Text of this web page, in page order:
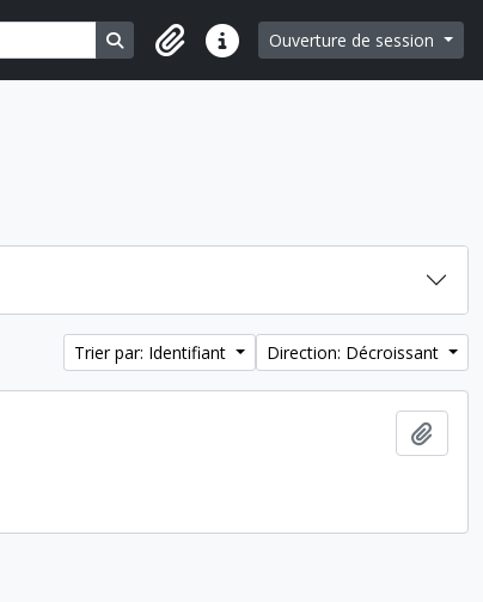
Search in browse page
Liens rapidesOuverture de session
Trier par: Identifiant Direction: Décroissant